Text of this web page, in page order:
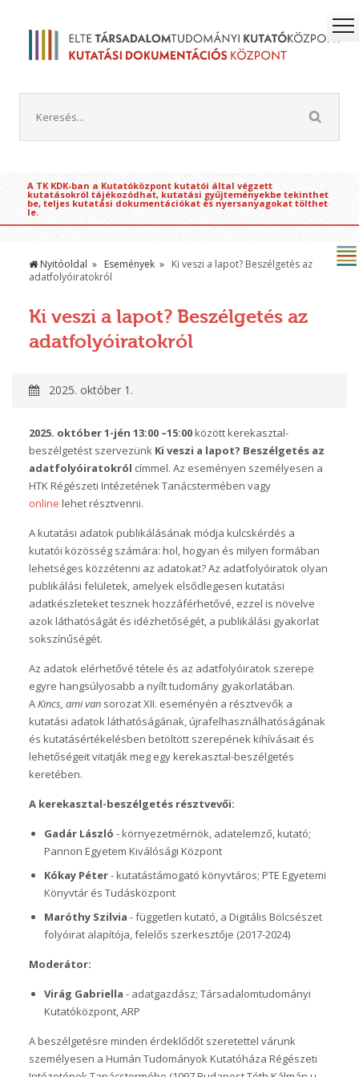
A TK KDK-ban a Kutatóközpont kutatói által végzett
kutatásokról tájékozódhat, kutatási gyűjteményekbe tekinthet
be, teljes kutatási dokumentációkat és nyersanyagokat tölthet
le.
Nyitóoldal Események
Ki veszi a lapot? Beszélgetés az
adatfolyóiratokról
Ki veszi a lapot? Beszélgetés az
adatfolyóiratokról
2025. október 1.
2025. október 1-jén 13:00 –15:00között kerekasztal-
beszélgetést szervezünk Ki veszi a lapot? Beszélgetés az
adatfolyóiratokról címmel. Az eseményen személyesen a
HTK Régészeti Intézetének Tanácstermében vagy
online lehet résztvenni.
A kutatási adatok publikálásának módja kulcskérdés a
kutatói közösség számára: hol, hogyan és milyen formában
lehetséges közzétenni az adatokat? Az adatfolyóiratok olyan
publikálási felületek, amelyek elsődlegesen kutatási
adatkészleteket tesznek hozzáférhetővé, ezzel is növelve
azok láthatóságát és idézhetőségét, a publikálási gyakorlat
sokszínűségét.
Az adatok elérhetővé tétele és az adatfolyóiratok szerepe
egyre hangsúlyosabb a nyílt tudomány gyakorlatában.
AKincs, ami vansorozat XII. eseményén a résztvevők a
kutatási adatok láthatóságának, újrafelhasználhatóságának
és kutatásértékelésben betöltött szerepének kihívásait és
lehetőségeit vitatják meg egy kerekasztal-beszélgetés
keretében.
A kerekasztal-beszélgetés résztvevői:
Gadár László - környezetmérnök, adatelemző, kutató;
Pannon Egyetem Kiválósági Központ
Kókay Péter- kutatástámogató könyvtáros; PTE Egyetemi
Könyvtár és Tudásközpont
Maróthy Szilvia - független kutató, a Digitális Bölcsészet
folyóirat alapítója, felelős szerkesztője (2017-2024)
Moderátor:
Virág Gabriella - adatgazdász; Társadalomtudományi
Kutatóközpont, ARP
A beszélgetésre minden érdeklődőt szeretettel várunk
személyesen a Humán Tudományok Kutatóháza Régészeti